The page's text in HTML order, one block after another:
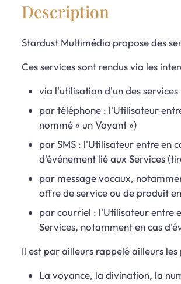
Description
Stardust Multimédia propose des
Ces services sont rendus via les
via l'utilisation d'un des
par téléphone : l'Utilisateur
nommé « un Voyant »)
par SMS : l'Utilisateur entre en
d'événement lié aux Services
par message vocaux,
offre de service ou de produit
par courriel : l'Utilisateur entre
Services, notamment en cas
Il est par ailleurs rappelé ailleurs les
La voyance, la divination, la